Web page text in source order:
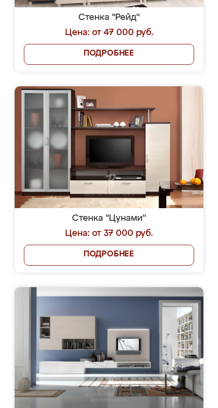
Стенка "Рейд"
Цена: от 47 000 руб.
ПОДРОБНЕЕ
Стенка "Цунами"
Цена: от 37 000 руб.
ПОДРОБНЕЕ